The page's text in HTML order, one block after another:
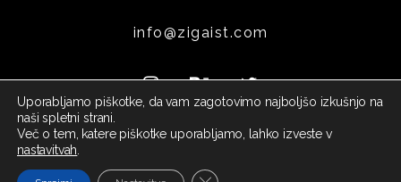
info@zigaist.com
Uporabljamo piškotke, da vam zagotovimo najboljšo izkušnjo na
naši spletni strani.
Več o tem, katere piškotke uporabljamo, lahko izveste v
nastavitvah